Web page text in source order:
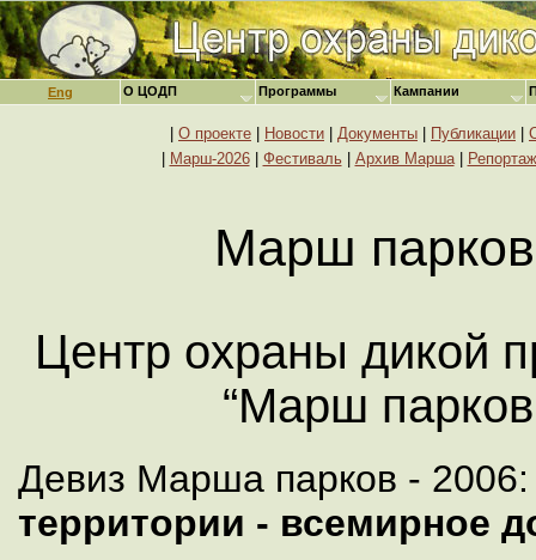
Eng
О проекте Новости Документы Публикации
Марш-2026| Фестиваль| Архив Марша|
Марш
Центр охраны дикой
“Марш
Девиз Марша парков -
территории - всемирное
О ЦОДП Программы Кампании